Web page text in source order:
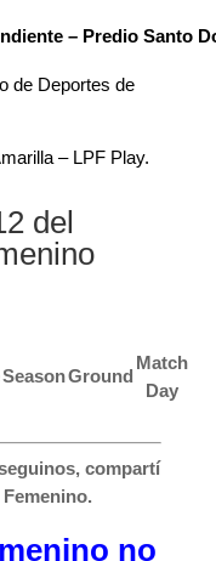
– Predio Santo
de Deportes de
– LPF Play.
del
SeasonGround
Match
Day
compartí
no